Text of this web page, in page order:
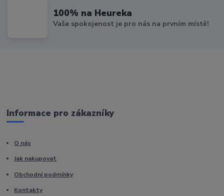
100% na Heureka
Vaše spokojenost je pro nás na prvním místě!
Informace pro zákazníky
O nás
Jak nakupovat
Obchodní podmínky
Kontakty